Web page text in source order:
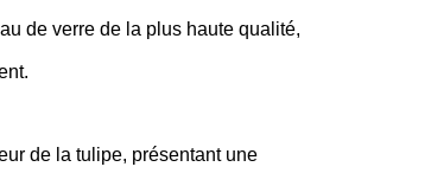
de verre de la plus haute qualité,
de la tulipe, présentant une